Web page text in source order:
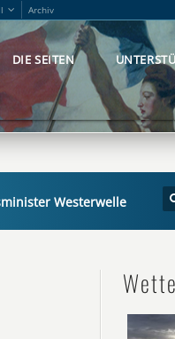
Archiv
DIE SEITEN
Westerwelle
Archiv
DIE SEITEN